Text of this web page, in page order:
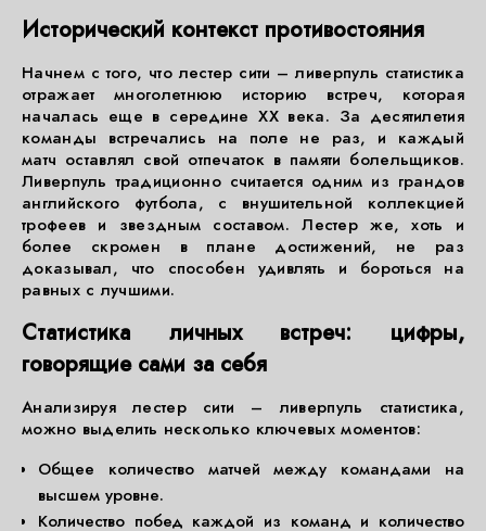
Исторический контекст противостояния
Начнем с того, что лестер сити – ливерпуль статистика
отражает многолетнюю историю встреч, которая
началась еще в середине XX века. За десятилетия
команды встречались на поле не раз, и каждый
матч оставлял свой отпечаток в памяти болельщиков.
Ливерпуль традиционно считается одним из грандов
английского футбола, с внушительной коллекцией
трофеев и звездным составом. Лестер же, хоть и
более скромен в плане достижений, не раз
доказывал, что способен удивлять и бороться на
равных с лучшими.
Статистика личных встреч: цифры,
говорящие сами за себя
Анализируя лестер сити – ливерпуль статистика,
можно выделить несколько ключевых моментов:
Общее количество матчей между командами на
высшем уровне.
Количество побед каждой из команд и количество